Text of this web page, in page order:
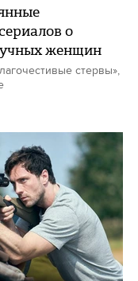
о
женщин
стервы»,